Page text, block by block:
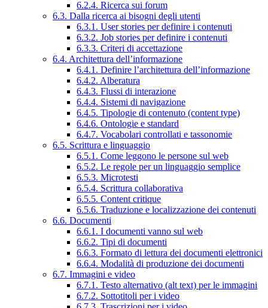
6.2.4. Ricerca sui forum
6.3. Dalla ricerca ai bisogni degli utenti
6.3.1. User stories per definire i contenuti
6.3.2. Job stories per definire i contenuti
6.3.3. Criteri di accettazione
6.4. Architettura dell’informazione
6.4.1. Definire l’architettura dell’informazione
6.4.2. Alberatura
6.4.3. Flussi di interazione
6.4.4. Sistemi di navigazione
6.4.5. Tipologie di contenuto (content type)
6.4.6. Ontologie e standard
6.4.7. Vocabolari controllati e tassonomie
6.5. Scrittura e linguaggio
6.5.1. Come leggono le persone sul web
6.5.2. Le regole per un linguaggio semplice
6.5.3. Microtesti
6.5.4. Scrittura collaborativa
6.5.5. Content critique
6.5.6. Traduzione e localizzazione dei contenuti
6.6. Documenti
6.6.1. I documenti vanno sul web
6.6.2. Tipi di documenti
6.6.3. Formato di lettura dei documenti elettronici
6.6.4. Modalità di produzione dei documenti
6.7. Immagini e video
6.7.1. Testo alternativo (alt text) per le immagini
6.7.2. Sottotitoli per i video